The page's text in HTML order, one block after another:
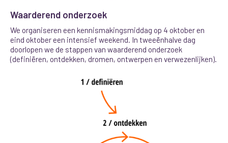
Waarderend onderzoek
We organiseren een kennismakingsmiddag op 4 oktober en
eind oktober een intensief weekend. In tweeënhalve dag
doorlopen we de stappen van waarderend onderzoek
(definiëren, ontdekken, dromen, ontwerpen en verwezenlijken).